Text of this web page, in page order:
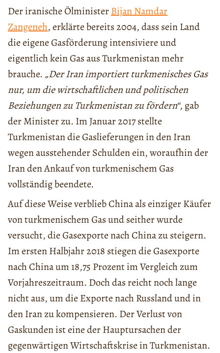
Der iranische ÖlministerBijan Namdar
Zangeneh, erklärte bereits 2004, dass sein Land
die eigene Gasförderung intensiviere und
eigentlich kein Gas aus Turkmenistan mehr
brauche. „Der Iran importiert turkmenisches Gas
nur, um die wirtschaftlichen und politischen
Beziehungen zu Turkmenistan zu fördern“, gab
der Minister zu. Im Januar 2017 stellte
Turkmenistan die Gaslieferungen in den Iran
wegen ausstehender Schulden ein, woraufhin der
Iran den Ankauf von turkmenischem Gas
vollständig beendete.
Auf diese Weise verblieb China als einziger Käufer
von turkmenischem Gas und seither wurde
versucht, die Gasexporte nach China zu steigern.
Im ersten Halbjahr 2018 stiegen die Gasexporte
nach China um 18,75 Prozent im Vergleich zum
Vorjahreszeitraum. Doch das reicht noch lange
nicht aus, um die Exporte nach Russland und in
den Iran zu kompensieren. Der Verlust von
Gaskunden ist eine der Hauptursachen der
gegenwärtigen Wirtschaftskrise in Turkmenistan.